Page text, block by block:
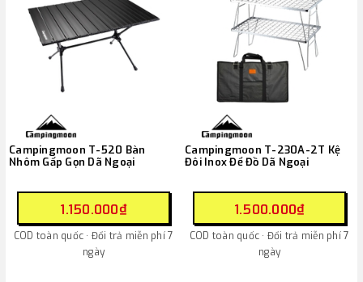
Campingmoon T-520 Bàn
Nhôm Gấp Gọn Dã Ngoại
1.150.000₫
COD toàn quốc · Đổi trả miễn phí 7
ngày
Campingmoon T-230A-2T Kệ
Đôi Inox Để Đồ Dã Ngoại
1.500.000₫
COD toàn quốc · Đổi trả miễn phí 7
ngày